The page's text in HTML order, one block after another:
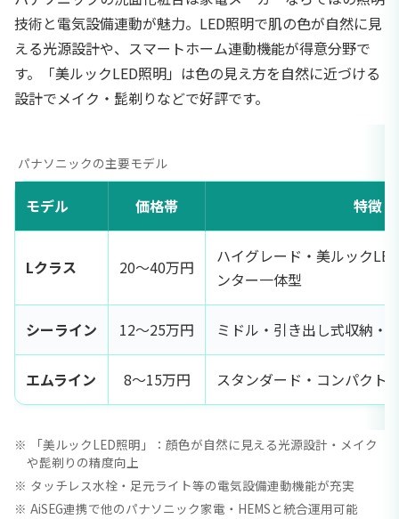
技術と電気設備連動が魅力。LED照明で肌の色が自然に見
える光源設計や、スマートホーム連動機能が得意分野で
す。「美ルックLED照明」は色の見え方を自然に近づける
設計でメイク・髭剃りなどで好評です。
パナソニックの主要モデル
モデル 価格帯 特徴
Lクラス 20〜40万円
ハイグレード・美ルック
ンター一体型
シーライン 12〜25万円 ミドル・引き出し式収納・
エムライン 8〜15万円 スタンダード・コンパクト
「美ルックLED照明」：顔色が自然に見える光源設計・メイク
や髭剃りの精度向上
タッチレス水栓・足元ライト等の電気設備連動機能が充実
AiSEG連携で他のパナソニック家電・HEMSと統合運用可能